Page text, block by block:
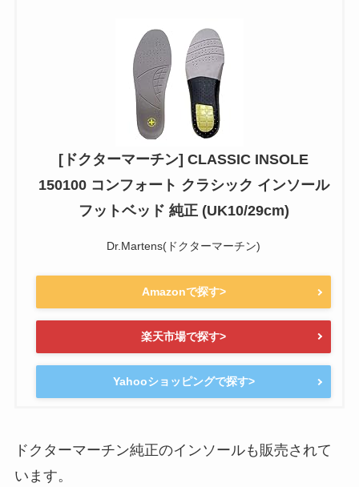
[ドクターマーチン] CLASSIC INSOLE
150100 コンフォート クラシック インソール
フットベッド 純正 (UK10/29cm)
Dr.Martens(ドクターマーチン)
Amazonで探す>
楽天市場で探す>
Yahooショッピングで探す>
ドクターマーチン純正のインソールも販売されて
います。